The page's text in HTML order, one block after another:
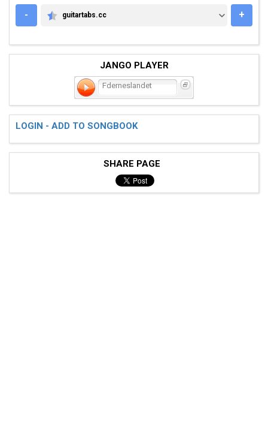
-
GUITARTABS.CC
guitartabs.cc +
JANGO PLAYER
Fderneslandet
LOGIN - ADD TO SONGBOOK
SHARE PAGE